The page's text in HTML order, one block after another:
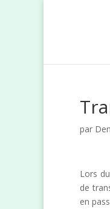
par
Lors
de
en